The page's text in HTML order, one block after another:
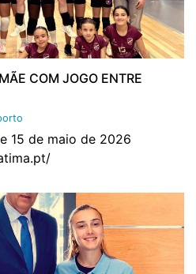
COM JOGO ENTRE
15 de maio de 2026